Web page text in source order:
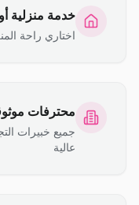
خدمة منزلية
اختاري راحة
محترفات
جميع خبيرات
عالية